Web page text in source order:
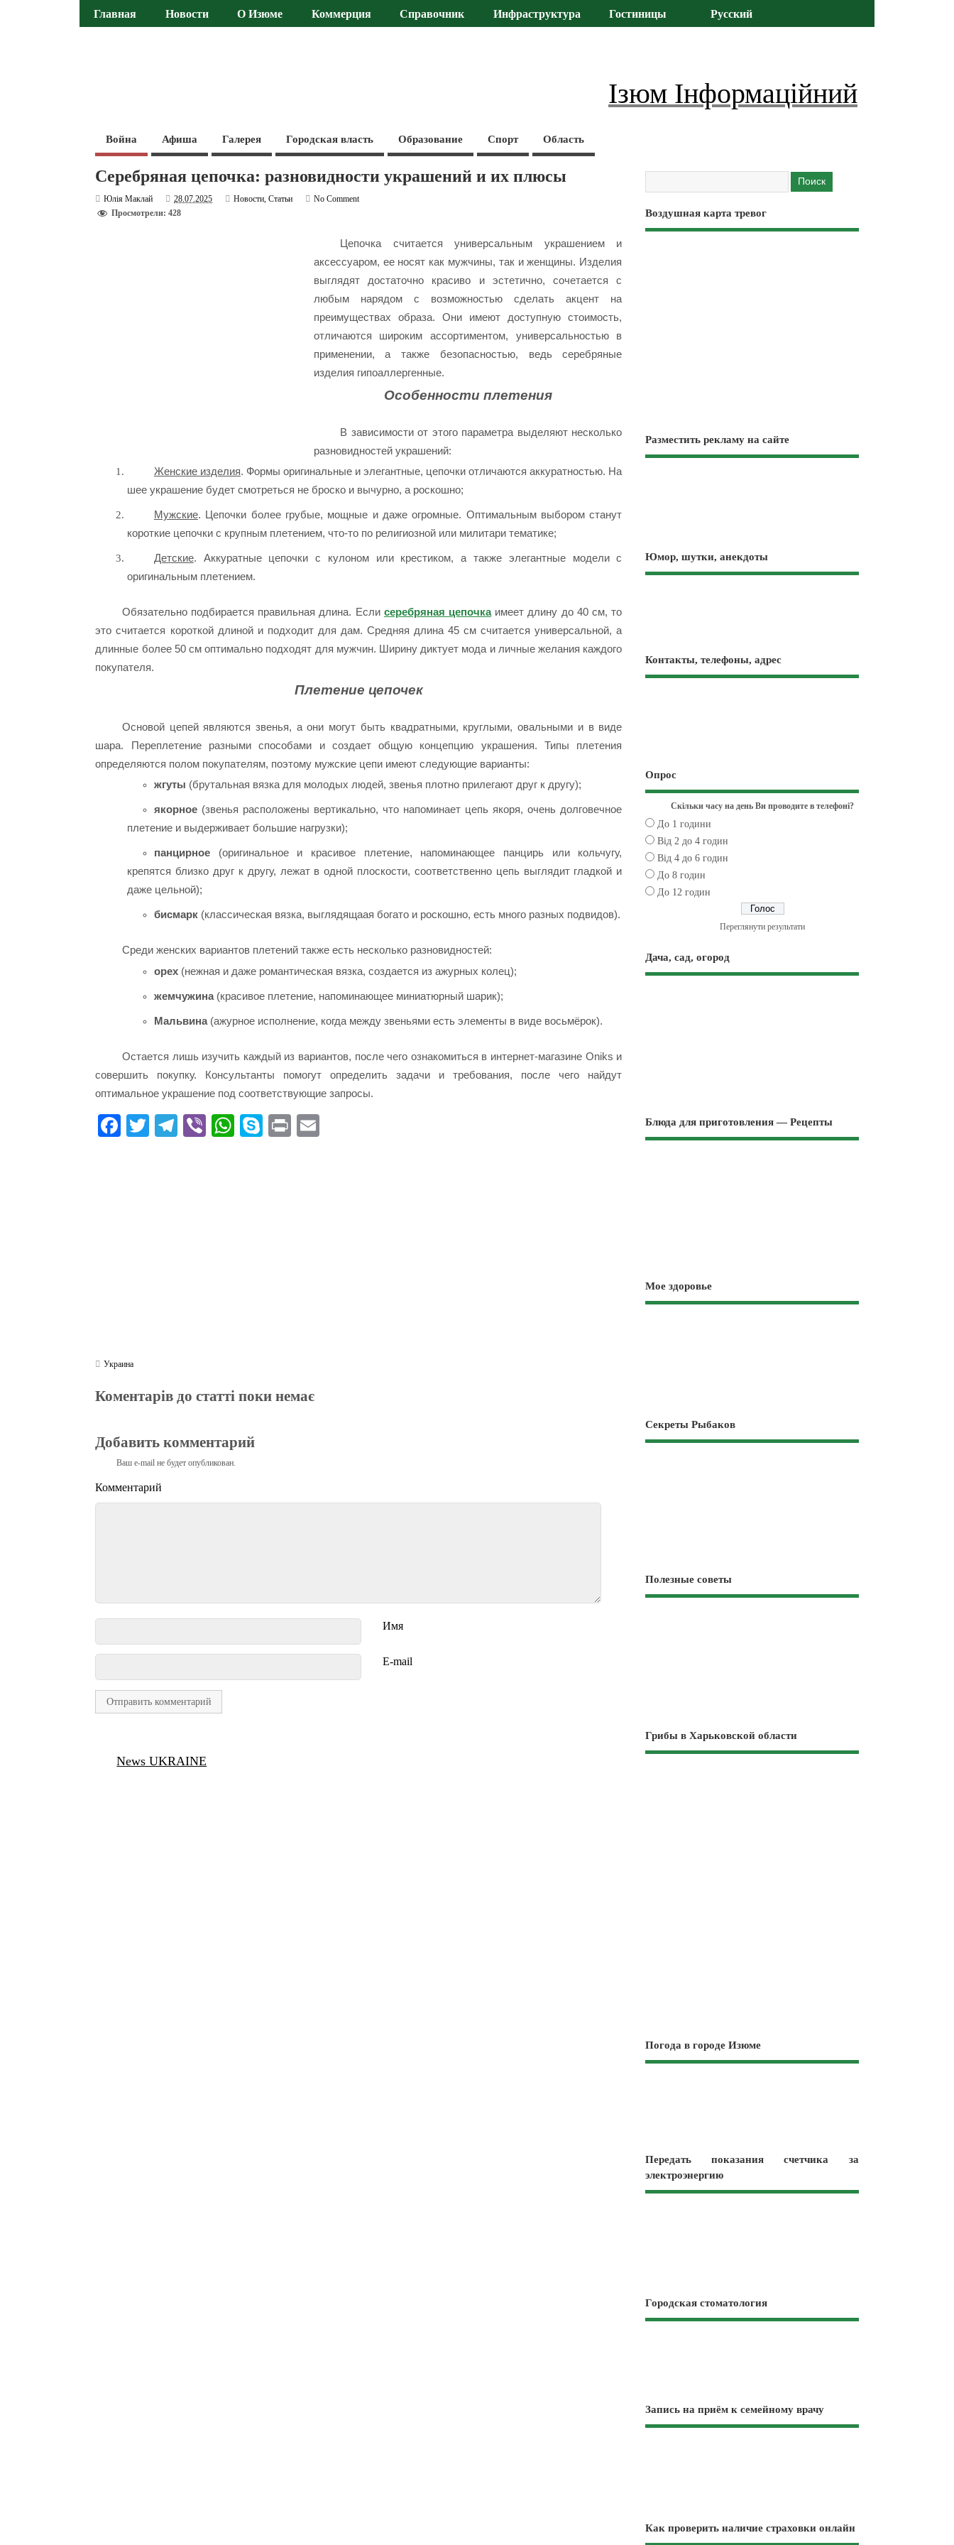
Главная Новости О Изюме Коммерция Справочник Инфраструктура Гостиницы Русский
Ізюм Інформаційний
Война Афиша Галерея Городская власть Образование Спорт Область
Серебряная цепочка: разновидности украшений и их плюсы
Юлія Маклай 28.07.2025 Новости,Статьи
No Comment
Просмотрели: 428
Цепочка считается универсальным украшением и
аксессуаром, ее носят как мужчины, так и женщины. Изделия
выглядят достаточно красиво и эстетично, сочетается с
любым нарядом с возможностью сделать акцент на
преимуществах образа. Они имеют доступную стоимость,
отличаются широким ассортиментом, универсальностью в
применении, а также безопасностью, ведь серебряные
изделия гипоаллергенные.
Особенности плетения
В зависимости от этого параметра выделяют несколько
разновидностей украшений:
Женские изделия. Формы оригинальные и элегантные, цепочки отличаются аккуратностью. На
шее украшение будет смотреться не броско и вычурно, а роскошно;
Мужские. Цепочки более грубые, мощные и даже огромные. Оптимальным выбором станут
короткие цепочки с крупным плетением, что-то по религиозной или милитари тематике;
Детские. Аккуратные цепочки с кулоном или крестиком, а также элегантные модели с
оригинальным плетением.
Обязательно подбирается правильная длина. Если серебряная цепочкаимеет длину до 40 см, то
это считается короткой длиной и подходит для дам. Средняя длина 45 см считается универсальной, а
длинные более 50 см оптимально подходят для мужчин. Ширину диктует мода и личные желания каждого
покупателя.
Плетение цепочек
Основой цепей являются звенья, а они могут быть квадратными, круглыми, овальными и в виде
шара. Переплетение разными способами и создает общую концепцию украшения. Типы плетения
определяются полом покупателям, поэтому мужские цепи имеют следующие варианты:
жгуты (брутальная вязка для молодых людей, звенья плотно прилегают друг к другу);
якорное(звенья расположены вертикально, что напоминает цепь якоря, очень долговечное
плетение и выдерживает большие нагрузки);
панцирное(оригинальное и красивое плетение, напоминающее панцирь или кольчугу,
крепятся близко друг к другу, лежат в одной плоскости, соответственно цепь выглядит гладкой и
даже цельной);
бисмарк(классическая вязка, выглядящаая богато и роскошно, есть много разных подвидов).
Среди женских вариантов плетений также есть несколько разновидностей:
орех(нежная и даже романтическая вязка, создается из ажурных колец);
жемчужина(красивое плетение, напоминающее миниатюрный шарик);
Мальвина(ажурное исполнение, когда между звеньями есть элементы в виде восьмёрок).
Остается лишь изучить каждый из вариантов, после чего ознакомиться в интернет-магазине Oniks и
совершить покупку. Консультанты помогут определить задачи и требования, после чего найдут
оптимальное украшение под соответствующие запросы.
Fa T
Te Vi
W
S
Pr
Украина
Коментарів до статті поки немає
Добавить комментарий
Ваш e-mail не будет опубликован.
Комментарий
Имя
E-mail
News UKRAINE
Воздушная карта тревог
Разместить рекламу на сайте
Юмор, шутки, анекдоты
Контакты, телефоны, адрес
Опрос
Скільки часу на день Ви проводите в телефоні?
До 1 години
Від 2 до 4 годин
Від 4 до 6 годин
До 8 годин
До 12 годин
Переглянути результати
Дача, сад, огород
Блюда для приготовления — Рецепты
Мое здоровье
Секреты Рыбаков
Полезные советы
Грибы в Харьковской области
Погода в городе Изюме
Передать показания счетчика за
электроэнергию
Городская стоматология
Запись на приём к семейному врачу
Как проверить наличие страховки онлайн